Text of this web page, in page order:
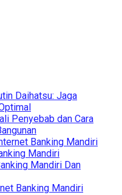
Daihatsu: Jaga
Penyebab dan Cara
Banking Mandiri
Mandiri
Mandiri Dan
Banking Mandiri